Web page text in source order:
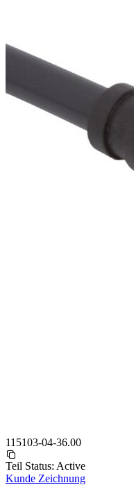
115103-04-36.00
Teil Status: Active
Kunde Zeichnung